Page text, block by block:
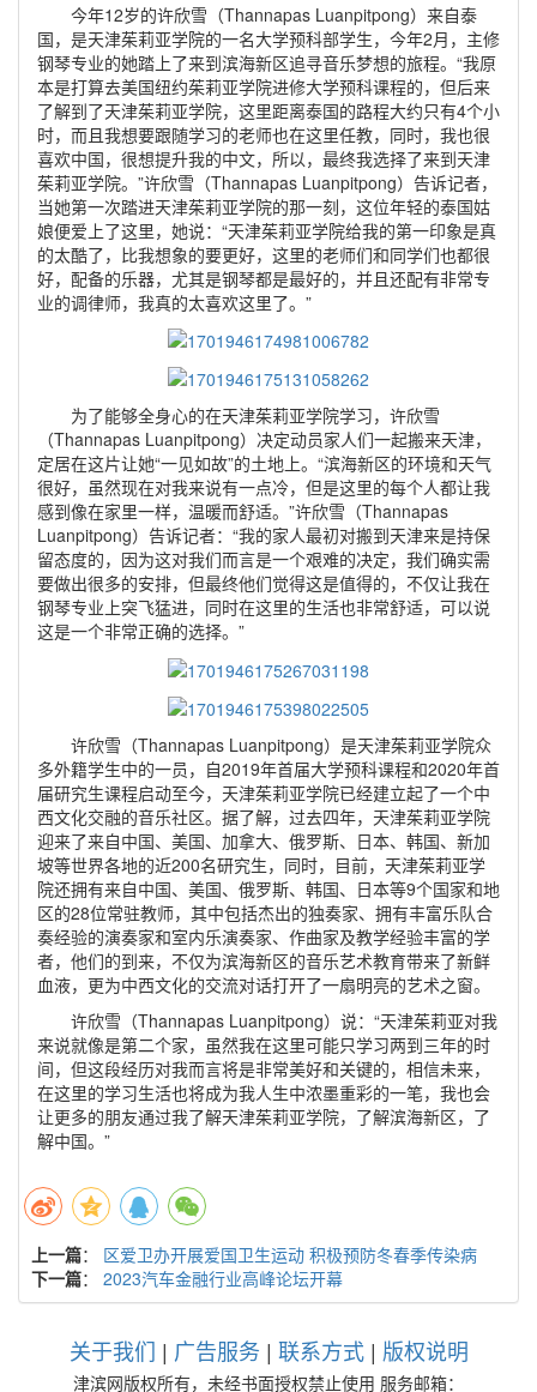
今年12岁的许欣雪（Thannapas Luanpitpong）来自泰
国，是天津茱莉亚学院的一名大学预科部学生，今年2月，主修
钢琴专业的她踏上了来到滨海新区追寻音乐梦想的旅程。“我原
本是打算去美国纽约茱莉亚学院进修大学预科课程的，但后来
了解到了天津茱莉亚学院，这里距离泰国的路程大约只有4个小
时，而且我想要跟随学习的老师也在这里任教，同时，我也很
喜欢中国，很想提升我的中文，所以，最终我选择了来到天津
茱莉亚学院。”许欣雪（Thannapas Luanpitpong）告诉记者，
当她第一次踏进天津茱莉亚学院的那一刻，这位年轻的泰国姑
娘便爱上了这里，她说：“天津茱莉亚学院给我的第一印象是真
的太酷了，比我想象的要更好，这里的老师们和同学们也都很
好，配备的乐器，尤其是钢琴都是最好的，并且还配有非常专
业的调律师，我真的太喜欢这里了。”
为了能够全身心的在天津茱莉亚学院学习，许欣雪
（Thannapas Luanpitpong）决定动员家人们一起搬来天津，
定居在这片让她“一见如故”的土地上。“滨海新区的环境和天气
很好，虽然现在对我来说有一点冷，但是这里的每个人都让我
感到像在家里一样，温暖而舒适。”许欣雪（Thannapas
Luanpitpong）告诉记者：“我的家人最初对搬到天津来是持保
留态度的，因为这对我们而言是一个艰难的决定，我们确实需
要做出很多的安排，但最终他们觉得这是值得的，不仅让我在
钢琴专业上突飞猛进，同时在这里的生活也非常舒适，可以说
这是一个非常正确的选择。”
许欣雪（Thannapas Luanpitpong）是天津茱莉亚学院众
多外籍学生中的一员，自2019年首届大学预科课程和2020年首
届研究生课程启动至今，天津茱莉亚学院已经建立起了一个中
西文化交融的音乐社区。据了解，过去四年，天津茱莉亚学院
迎来了来自中国、美国、加拿大、俄罗斯、日本、韩国、新加
坡等世界各地的近200名研究生，同时，目前，天津茱莉亚学
院还拥有来自中国、美国、俄罗斯、韩国、日本等9个国家和地
区的28位常驻教师，其中包括杰出的独奏家、拥有丰富乐队合
奏经验的演奏家和室内乐演奏家、作曲家及教学经验丰富的学
者，他们的到来，不仅为滨海新区的音乐艺术教育带来了新鲜
血液，更为中西文化的交流对话打开了一扇明亮的艺术之窗。
许欣雪（Thannapas Luanpitpong）说：“天津茱莉亚对我
来说就像是第二个家，虽然我在这里可能只学习两到三年的时
间，但这段经历对我而言将是非常美好和关键的，相信未来，
在这里的学习生活也将成为我人生中浓墨重彩的一笔，我也会
让更多的朋友通过我了解天津茱莉亚学院，了解滨海新区，了
解中国。”
上一篇： 区爱卫办开展爱国卫生运动 积极预防冬春季传染病
下一篇： 2023汽车金融行业高峰论坛开幕
关于我们 | 广告服务 | 联系方式| 版权说明
津滨网版权所有，未经书面授权禁止使用 服务邮箱：